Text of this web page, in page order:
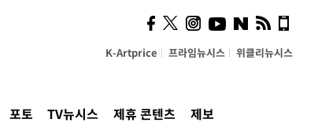
K-Artprice 프라임뉴시스 위클리뉴시스
포토 TV뉴시스 제휴 콘텐츠 제보
"5·8·9호선 출퇴근 혼잡,
정부 국비지원 필요"